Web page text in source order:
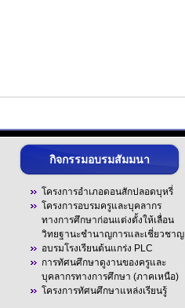
กิจกรรมอบรมสัมมนา
โครงการอำเภอดอนสักปลอดบุหรี่
โครงการอบรมครูและบุคลากร
ทางการศึกษาก่อนแต่งตั้งให้เลื่อน
วิทยฐานะชำนาญการและเชี่ยวชาญ
อบรมโรงเรียนต้นแกร่ง PLC
การทัศนศึกษาดูงานของครูและ
บุคลากรทางการศึกษา (ภาคเหนือ)
โครงการทัศนศึกษาแหล่งเรียนรู้